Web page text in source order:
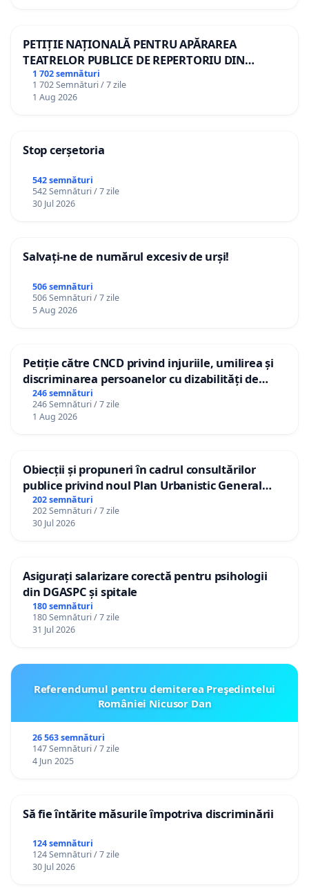
PETIȚIE NAȚIONALĂ PENTRU APĂRAREA
TEATRELOR PUBLICE DE REPERTORIU DIN
ROMÂNIA
1 702 semnături
1 702 Semnături / 7 zile
1 Aug 2026
Stop cerșetoria
542 semnături
542 Semnături / 7 zile
30 Jul 2026
Salvați-ne de numărul excesiv de urși!
506 semnături
506 Semnături / 7 zile
5 Aug 2026
Petiție către CNCD privind injuriile, umilirea și
discriminarea persoanelor cu dizabilități de
către utilizatorul TikTok „Gorici”
246 semnături
246 Semnături / 7 zile
1 Aug 2026
Obiecții și propuneri în cadrul consultărilor
publice privind noul Plan Urbanistic General
(PUG) Ialoveni
202 semnături
202 Semnături / 7 zile
30 Jul 2026
Asigurați salarizare corectă pentru psihologii
din DGASPC și spitale
180 semnături
180 Semnături / 7 zile
31 Jul 2026
Referendumul pentru demiterea Preşedintelui
României Nicusor Dan
26 563 semnături
147 Semnături / 7 zile
4 Jun 2025
Să fie întărite măsurile împotriva discriminării
124 semnături
124 Semnături / 7 zile
30 Jul 2026